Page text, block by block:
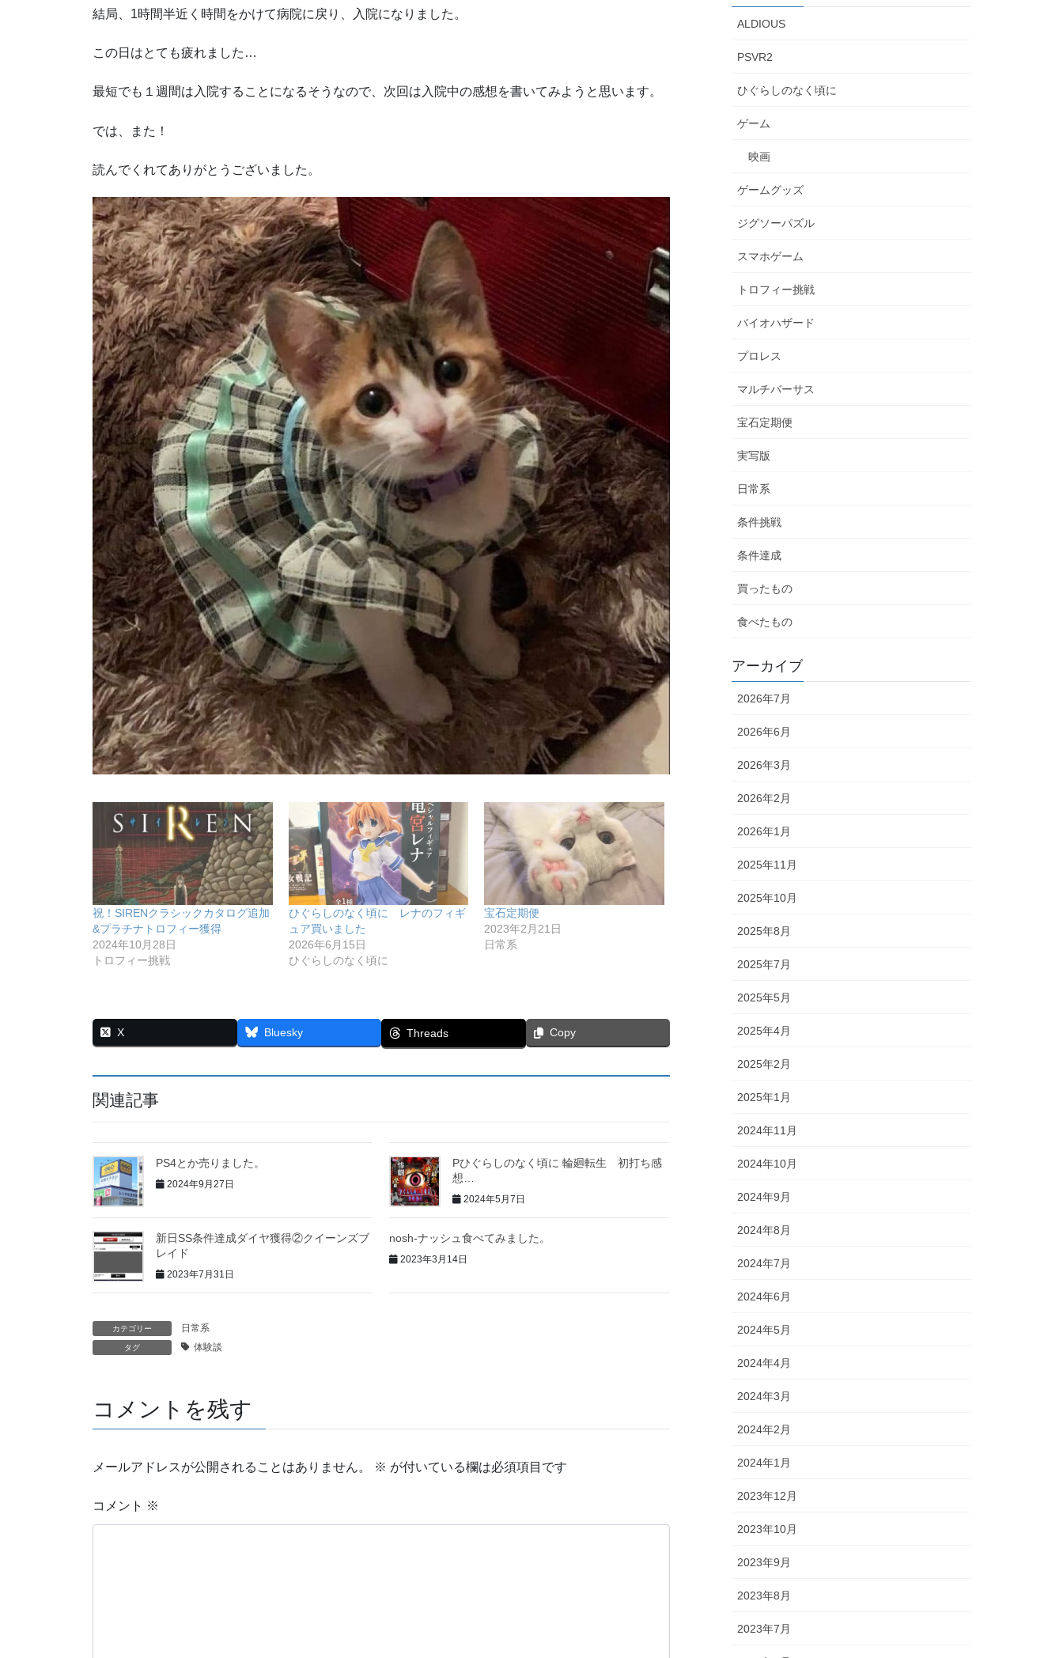
結局、1時間半近く時間をかけて病院に戻り、入院になりました。
この日はとても疲れました…
最短でも１週間は入院することになるそうなので、次回は入院中の感想を書いてみようと思います。
では、また！
読んでくれてありがとうございました。
祝！SIRENクラシックカタログ追加
&プラチナトロフィー獲得
2024年10月28日
トロフィー挑戦
ひぐらしのなく頃に レナのフィギ
ュア買いました
2026年6月15日
ひぐらしのなく頃に
宝石定期便
2023年2月21日
日常系
X Bluesky Threads Copy
関連記事
PS4とか売りました。
2024年9月27日
Pひぐらしのなく頃に 輪廻転生 初打ち感
想…
2024年5月7日
新日SS条件達成ダイヤ獲得②クイーンズブ
レイド
2023年7月31日
nosh-ナッシュ食べてみました。
2023年3月14日
カテゴリー 日常系
タグ 体験談
コメントを残す
メールアドレスが公開されることはありません。 ※ が付いている欄は必須項目です
コメント ※
ALDIOUS
PSVR2
ひぐらしのなく頃に
ゲーム
映画
ゲームグッズ
ジグソーパズル
スマホゲーム
トロフィー挑戦
バイオハザード
プロレス
マルチバーサス
宝石定期便
実写版
日常系
条件挑戦
条件達成
買ったもの
食べたもの
アーカイブ
2026年7月
2026年6月
2026年3月
2026年2月
2026年1月
2025年11月
2025年10月
2025年8月
2025年7月
2025年5月
2025年4月
2025年2月
2025年1月
2024年11月
2024年10月
2024年9月
2024年8月
2024年7月
2024年6月
2024年5月
2024年4月
2024年3月
2024年2月
2024年1月
2023年12月
2023年10月
2023年9月
2023年8月
2023年7月